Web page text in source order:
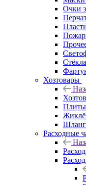
Очки
Хозтовары
Расходные